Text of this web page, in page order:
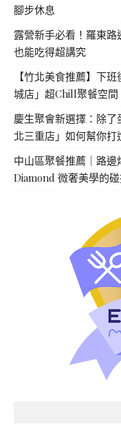
腳步休息
露營新手必看！羅東
也能吃得超講究
【竹北美食推薦】下
城店」超Chill聚餐空間
慶生聚會新選擇：除
北三重店」如何幫你
中山區聚餐推薦｜路
Diamond 微奢美學的